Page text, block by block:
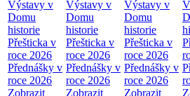
Výstavy v
Domu
historie
Přešticka v
roce 2026
Přednášky v
roce 2026
Zobrazit
Výstavy v
Domu
historie
Přešticka v
roce 2026
Přednášky v
roce 2026
Zobrazit
Výstavy v
Domu
historie
Přešticka v
roce 2026
Přednášky v
roce 2026
Zobrazit